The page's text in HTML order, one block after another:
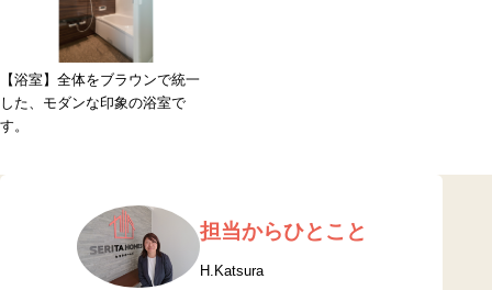
【浴室】全体をブラウンで統一
した、モダンな印象の浴室で
す。
担当からひとこと
H.Katsura